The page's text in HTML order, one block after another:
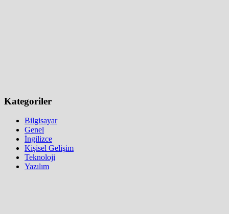
Kategoriler
Bilgisayar
Genel
İngilizce
Kişisel Gelişim
Teknoloji
Yazılım